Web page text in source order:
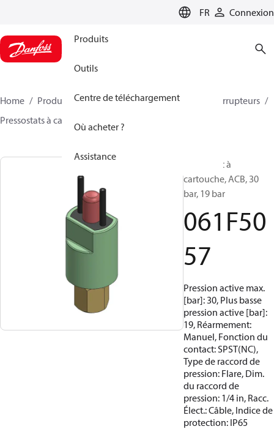
FR Connexion
Produits
Outils
Centre de téléchargement
Où acheter ?
Assistance
Home Produits Climate Solutions - cooling
Interrupteurs
Pressostats à cartouche
Pressostat à
cartouche, ACB, 30
bar, 19 bar
061F50
57
Pression active max.
[bar]: 30, Plus basse
pression active [bar]:
19, Réarmement:
Manuel, Fonction du
contact: SPST(NC),
Type de raccord de
pression: Flare, Dim.
du raccord de
pression: 1/4 in, Racc.
Élect.: Câble, Indice de
protection: IP65